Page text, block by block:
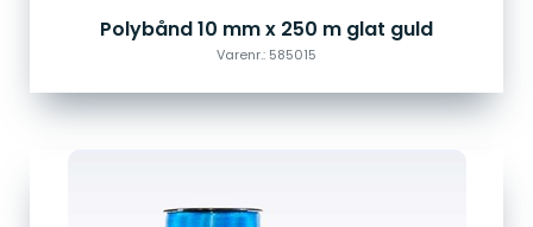
Polybånd 10 mm x 250 m glat guld
Varenr.: 585015